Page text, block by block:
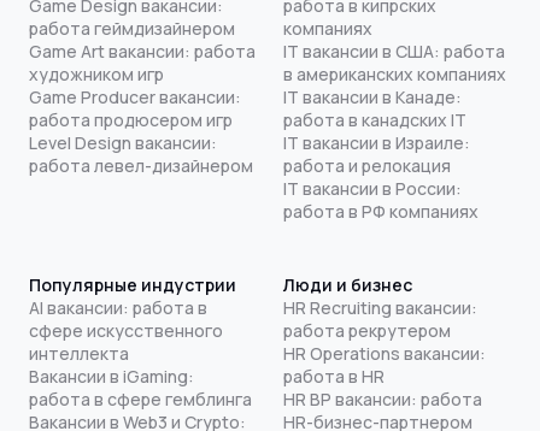
Game Design вакансии:
работа геймдизайнером
Game Art вакансии: работа
художником игр
Game Producer вакансии:
работа продюсером игр
Level Design вакансии:
работа левел-дизайнером
работа в кипрских
компаниях
IT вакансии в США: работа
в американских компаниях
IT вакансии в Канаде:
работа в канадских IT
IT вакансии в Израиле:
работа и релокация
IT вакансии в России:
работа в РФ компаниях
Популярные индустрии
AI вакансии: работа в
сфере искусственного
интеллекта
Вакансии в iGaming:
работа в сфере гемблинга
Вакансии в Web3 и Crypto:
Люди и бизнес
HR Recruiting вакансии:
работа рекрутером
HR Operations вакансии:
работа в HR
HR BP вакансии: работа
HR-бизнес-партнером